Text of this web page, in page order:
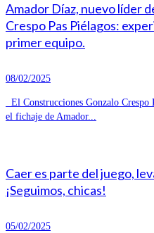
Amador Díaz, nuevo líder
Crespo Pas Piélagos:
primer equipo.
08/02/2025
El Construcciones Gonzalo Crespo
el fichaje de Amador...
Caer es parte del juego,
¡Seguimos, chicas!
05/02/2025